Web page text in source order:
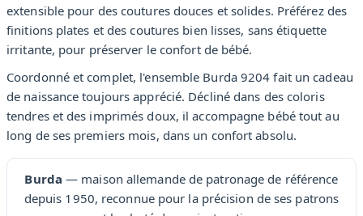
extensible pour des coutures douces et solides. Préférez des
finitions plates et des coutures bien lisses, sans étiquette
irritante, pour préserver le confort de bébé.
Coordonné et complet, l'ensemble Burda 9204 fait un cadeau
de naissance toujours apprécié. Décliné dans des coloris
tendres et des imprimés doux, il accompagne bébé tout au
long de ses premiers mois, dans un confort absolu.
Burda — maison allemande de patronage de référence
depuis 1950, reconnue pour la précision de ses patrons